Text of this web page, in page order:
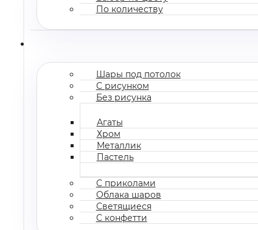
По количеству
Шары под потолок
С рисунком
Без рисунка
Агаты
Хром
Металлик
Пастель
С приколами
Облака шаров
Светящиеся
С конфетти